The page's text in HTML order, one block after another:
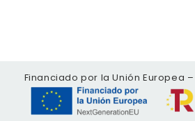
Financiado por la Unión Europea